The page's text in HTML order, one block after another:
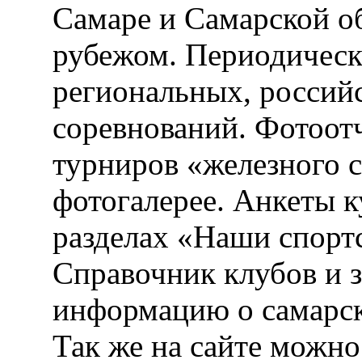
Самаре и Самарской
рубежом.
региональных,
соревнований.
турниров «железного
фотогалерее. Анкеты
разделах «Наши
Справочник клубов и
информацию о
Так же на сайте